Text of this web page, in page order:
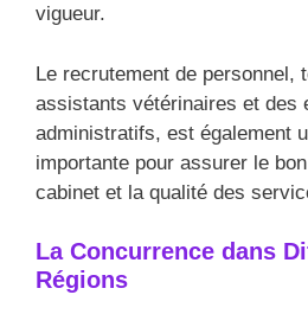
vigueur.
Le recrutement de personnel,
assistants vétérinaires et des
administratifs, est également
importante pour assurer le
cabinet et la qualité des
La Concurrence dans
Régions